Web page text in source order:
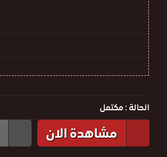
الحالة :مكتمل
مشاهدة الان